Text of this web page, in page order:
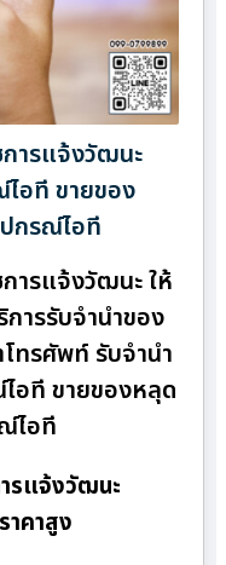
ารแจ้งวัฒนะ
อที ขายของ
กรณ์ไอที
ารแจ้งวัฒนะ ให้
ารรับจำนำของ
ทรศัพท์ รับจำนำ
อที ขายของหลุด
ไอที
รแจ้งวัฒนะ
าคาสูง